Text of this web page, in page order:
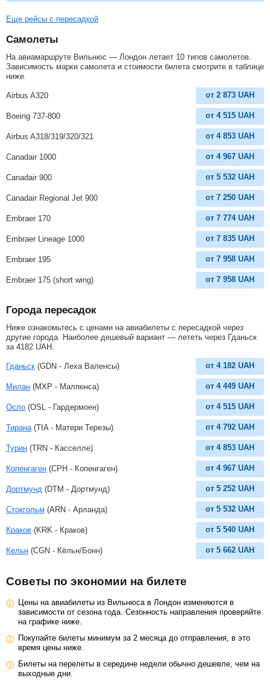
Еще рейсы с пересадкой
Самолеты
На авиамаршруте Вильнюс — Лондон летает 10 типов самолетов.
Зависимость марки самолета и стоимости билета смотрите в таблице
ниже.
Airbus A320 от 2 873 UAH
Boeing 737-800 от 4 515 UAH
Airbus A318/319/320/321 от 4 853 UAH
Canadair 1000 от 4 967 UAH
Canadair 900 от 5 532 UAH
Canadair Regional Jet 900 от 7 250 UAH
Embraer 170 от 7 774 UAH
Embraer Lineage 1000 от 7 835 UAH
Embraer 195 от 7 958 UAH
Embraer 175 (short wing) от 7 958 UAH
Города пересадок
Ниже ознакомьтесь с ценами на авиабилеты с пересадкой через
другие города. Наиболее дешевый вариант — лететь через Гданьск
за 4182 UAH
Гданьск (GDN - Леха Валенсы) от 4 182 UAH
Милан (MXP - Малпенса) от 4 449 UAH
Осло (OSL - Гардермоен) от 4 515 UAH
Тирана (TIA - Матери Терезы) от 4 792 UAH
Турин (TRN - Касселле) от 4 853 UAH
Копенгаген (CPH - Копенгаген) от 4 967 UAH
Дортмунд (DTM - Дортмунд) от 5 252 UAH
Стокгольм (ARN - Арланда) от 5 532 UAH
Краков (KRK - Краков) от 5 540 UAH
Кельн (CGN - Кёльн/Бонн) от 5 662 UAH
Советы по экономии на билете
Цены на авиабилеты из Вильнюса в Лондон изменяются в
зависимости от сезона года. Сезонность направления проверяйте
на графике ниже.
Покупайте билеты минимум за 2 месяца до отправления, в это
время цены ниже.
Билеты на перелеты в середине недели обычно дешевле, чем на
выходные дни.